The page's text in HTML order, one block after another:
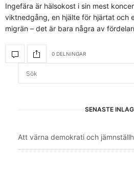
Ingefära är hälsokost i sin mest
viktnedgång, en hjälte för hjärtat och
migrän – det är bara några av
0 DELNINGAR
SENASTE
Att värna demokrati och